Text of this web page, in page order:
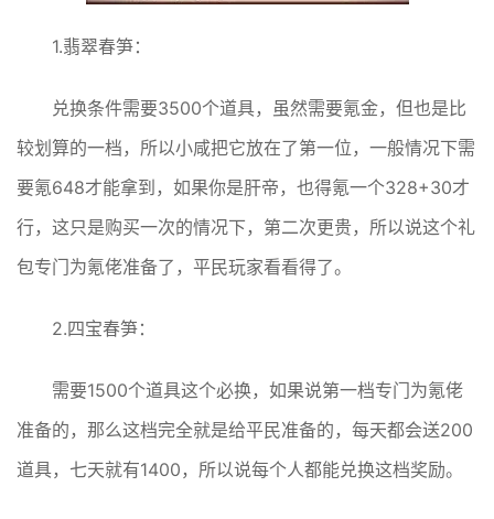
1.翡翠春笋：
兑换条件需要3500个道具，虽然需要氪金，但也是比
较划算的一档，所以小咸把它放在了第一位，一般情况下需
要氪648才能拿到，如果你是肝帝，也得氪一个328+30才
行，这只是购买一次的情况下，第二次更贵，所以说这个礼
包专门为氪佬准备了，平民玩家看看得了。
2.四宝春笋：
需要1500个道具这个必换，如果说第一档专门为氪佬
准备的，那么这档完全就是给平民准备的，每天都会送200
道具，七天就有1400，所以说每个人都能兑换这档奖励。